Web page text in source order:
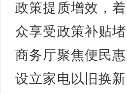
政策提质增效，
众享受政策补贴
商务厅聚焦便民
设立家电以旧换